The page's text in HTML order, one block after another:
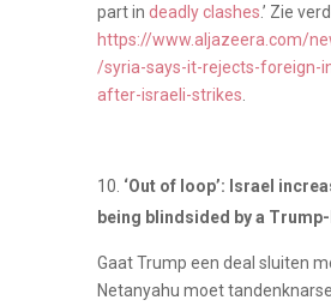
part in deadly clashes.’ Zie
https://www.aljazeera.com/
/syria-says-it-rejects-foreign-
after-israeli-strikes
‘Out of loop’: Israel
being blindsided by a Trump-
Gaat Trump een deal sluiten
Netanyahu moet